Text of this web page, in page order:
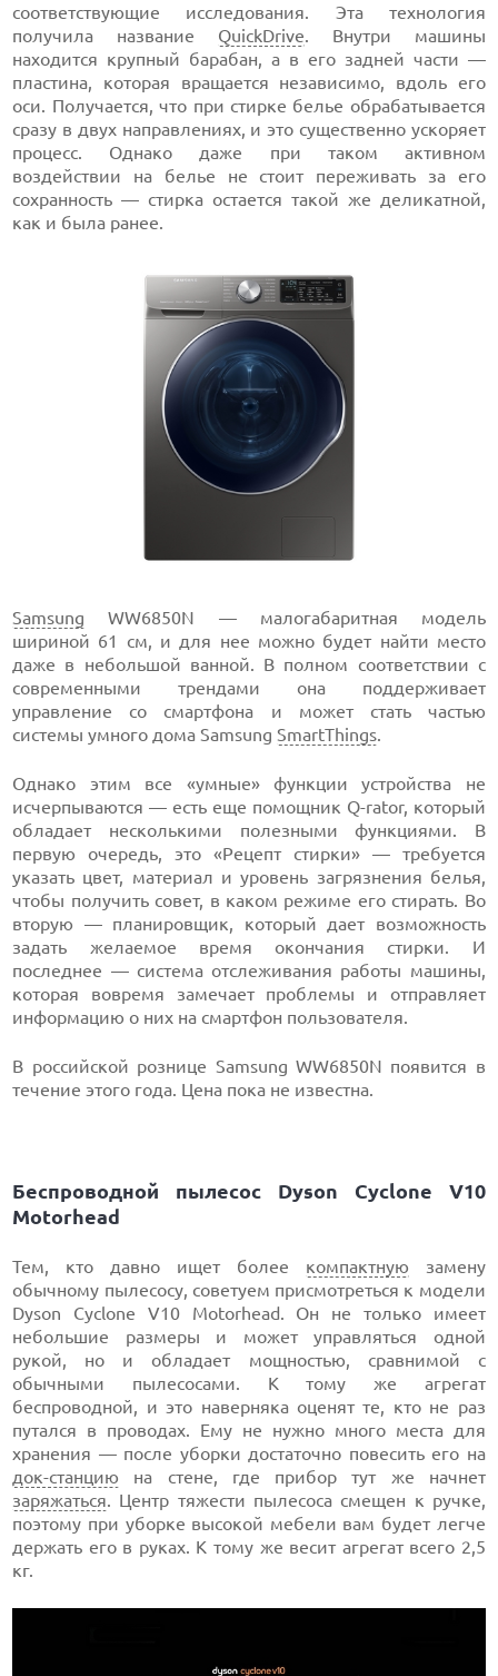
соответствующие исследования. Эта технология
получила название QuickDrive. Внутри машины
находится крупный барабан, а в его задней части —
пластина, которая вращается независимо, вдоль его
оси. Получается, что при стирке белье обрабатывается
сразу в двух направлениях, и это существенно ускоряет
процесс. Однако даже при таком активном
воздействии на белье не стоит переживать за его
сохранность — стирка остается такой же деликатной,
как и была ранее.
Samsung WW6850N — малогабаритная модель
шириной 61 см, и для нее можно будет найти место
даже в небольшой ванной. В полном соответствии с
современными трендами она поддерживает
управление со смартфона и может стать частью
системы умного дома SamsungSmartThings.
Однако этим все «умные» функции устройства не
исчерпываются — есть еще помощник Q-rator, который
обладает несколькими полезными функциями. В
первую очередь, это «Рецепт стирки» — требуется
указать цвет, материал и уровень загрязнения белья,
чтобы получить совет, в каком режиме его стирать. Во
вторую — планировщик, который дает возможность
задать желаемое время окончания стирки. И
последнее — система отслеживания работы машины,
которая вовремя замечает проблемы и отправляет
информацию о них на смартфон пользователя.
В российской рознице Samsung WW6850N появится в
течение этого года. Цена пока не известна.
Беспроводной пылесос Dyson Cyclone V10
Motorhead
Тем, кто давно ищет более компактную замену
обычному пылесосу, советуем присмотреться к модели
Dyson Cyclone V10 Motorhead. Он не только имеет
небольшие размеры и может управляться одной
рукой, но и обладает мощностью, сравнимой с
обычными пылесосами. К тому же агрегат
беспроводной, и это наверняка оценят те, кто не раз
путался в проводах. Ему не нужно много места для
хранения — после уборки достаточно повесить его на
док-станцию на стене, где прибор тут же начнет
заряжаться. Центр тяжести пылесоса смещен к ручке,
поэтому при уборке высокой мебели вам будет легче
держать его в руках. К тому же весит агрегат всего 2,5
кг.